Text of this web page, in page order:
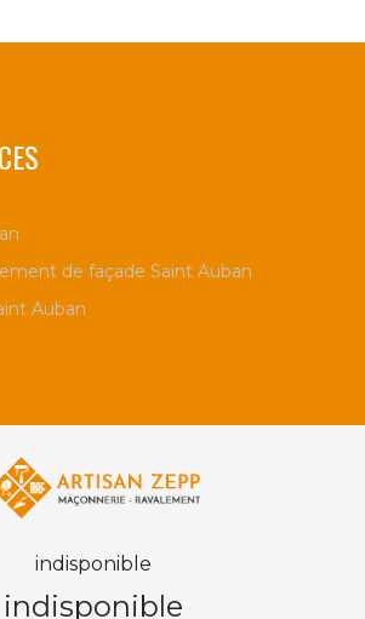
de façade Saint Auban
Auban
indisponible
indisponible